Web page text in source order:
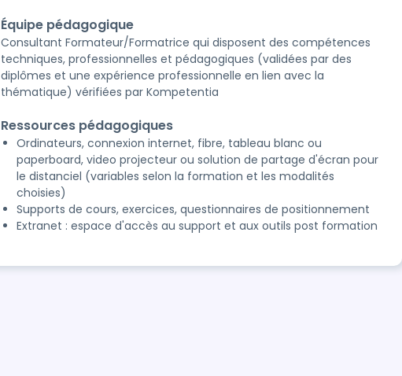
Équipe pédagogique
Consultant Formateur/Formatrice qui disposent des compétences
techniques, professionnelles et pédagogiques (validées par des
diplômes et une expérience professionnelle en lien avec la
thématique) vérifiées par Kompetentia
Ressources pédagogiques
Ordinateurs, connexion internet, fibre, tableau blanc ou
paperboard, video projecteur ou solution de partage d'écran pour
le distanciel (variables selon la formation et les modalités
choisies)
Supports de cours, exercices, questionnaires de positionnement
Extranet : espace d'accès au support et aux outils post formation